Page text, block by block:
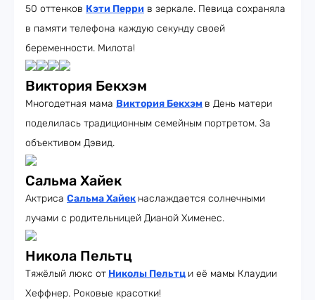
50 оттенков Кэти Перри в зеркале. Певица сохраняла
в памяти телефона каждую секунду своей
беременности. Милота!
Виктория Бекхэм
Многодетная мама Виктория Бекхэм в День матери
поделилась традиционным семейным портретом. За
объективом Дэвид.
Сальма Хайек
Актриса Сальма Хайек наслаждается солнечными
лучами с родительницей Дианой Хименес.
Никола Пельтц
Тяжёлый люкс от Николы Пельтц и её мамы Клаудии
Хеффнер. Роковые красотки!